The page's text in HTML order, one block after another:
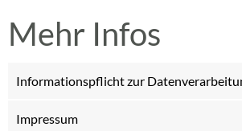
Mehr Infos
Informationspflicht zur
Impressum